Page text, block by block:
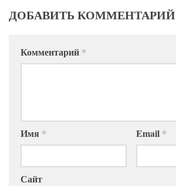
ДОБАВИТЬ КОММЕНТАРИЙ
Комментарий *
Имя * Email *
Сайт